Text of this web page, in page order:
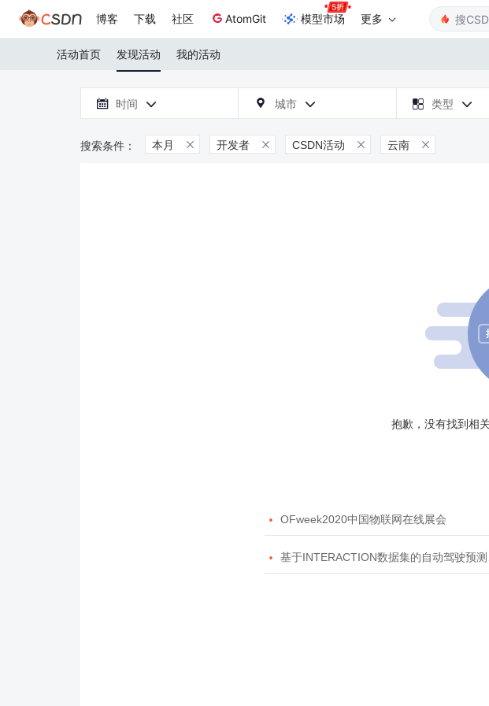
博客 下载 社区 AtomGit 模型市场 更多
活动首页 发现活动 我的活动
 时间   城市   类型 
本月  开发者  CSDN活动  云南 
抱歉，没有找到相
 OFweek2020中国物联网在线展会
 基于INTERACTION数据集的自动驾驶预测模型挑战赛